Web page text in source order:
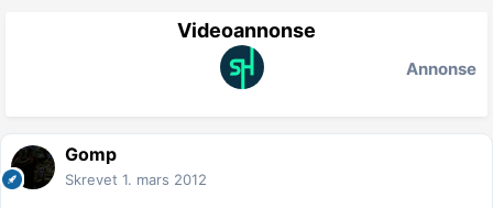
Videoannonse
Annonse
Gomp
Skrevet 1. mars 2012